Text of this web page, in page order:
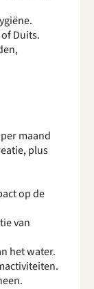
Duits.
maand
plus
op de
van
het water.